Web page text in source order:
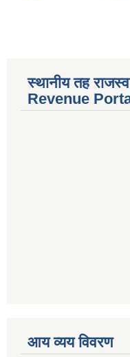
स्थानीय तह
Revenue
आय व्यय विवरण